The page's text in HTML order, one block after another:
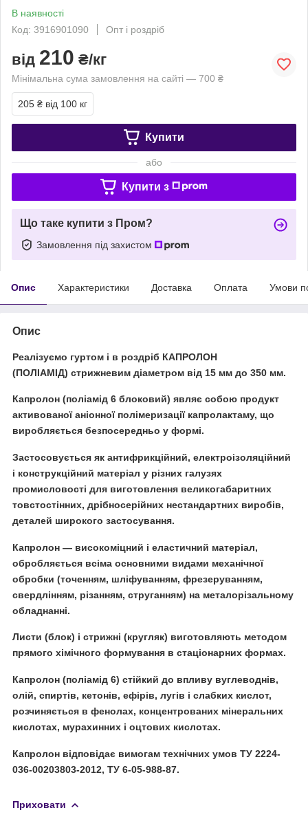
В наявності
Код: 3916901090
Опт і роздріб
від 210 ₴/кг
Мінімальна сума замовлення на сайті — 700 ₴
205 ₴ від 100 кг
Купити
або
Купити з
Що таке купити з Пром?
Замовлення під захистом
Опис Характеристики Доставка Оплата Умови
Опис
Реалізуємо гуртом і в роздріб КАПРОЛОН
(ПОЛІАМІД) стрижневим діаметром від 15 мм до 350 мм.
Капролон (поліамід 6 блоковий) являє собою продукт
активованої аніонної полімеризації капролактаму, що
виробляється безпосередньо у формі.
Застосовується як антифрикційний, електроізоляційний
і конструкційний матеріал у різних галузях
промисловості для виготовлення великогабаритних
товстостінних, дрібносерійних нестандартних виробів,
деталей широкого застосування.
Капролон — високоміцний і еластичний матеріал,
обробляється всіма основними видами механічної
обробки (точенням, шліфуванням, фрезеруванням,
свердлінням, різанням, струганням) на металорізальному
обладнанні.
Листи (блок) і стрижні (кругляк) виготовляють методом
прямого хімічного формування в стаціонарних формах.
Капролон (поліамід 6) стійкий до впливу вуглеводнів,
олій, спиртів, кетонів, ефірів, лугів і слабких кислот,
розчиняється в фенолах, концентрованих мінеральних
кислотах, мурахинних і оцтових кислотах.
Капролон відповідає вимогам технічних умов ТУ 2224-
036-00203803-2012, ТУ 6-05-988-87.
Приховати